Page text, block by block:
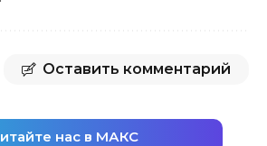
Оставить комментарий
нас в МАКС